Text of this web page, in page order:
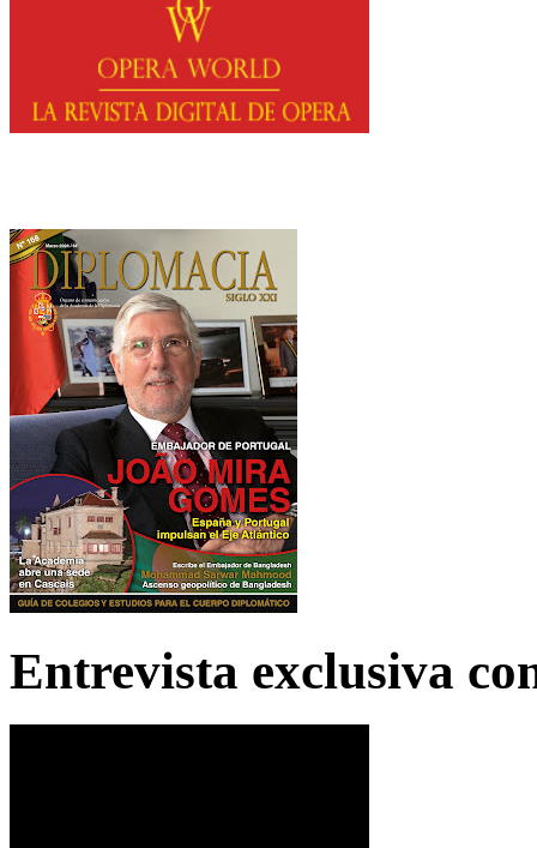
Entrevista exclusiva